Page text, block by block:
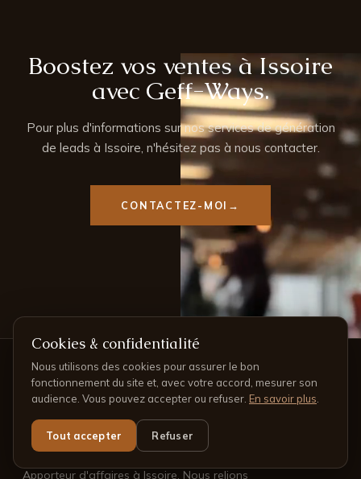
Boostez vos ventes à Issoire
avec Geff-Ways.
Pour plus d'informations sur nos services de génération
de leads à Issoire, n'hésitez pas à nous contacter.
CONTACTEZ-MOI
Apporteur d'affaires à Issoire. Nous relions
Cookies & confidentialité
Nous utilisons des cookies pour assurer le bon
fonctionnement du site et, avec votre accord, mesurer son
audience. Vous pouvez accepter ou refuser. En savoir plus
Tout accepter Refuser